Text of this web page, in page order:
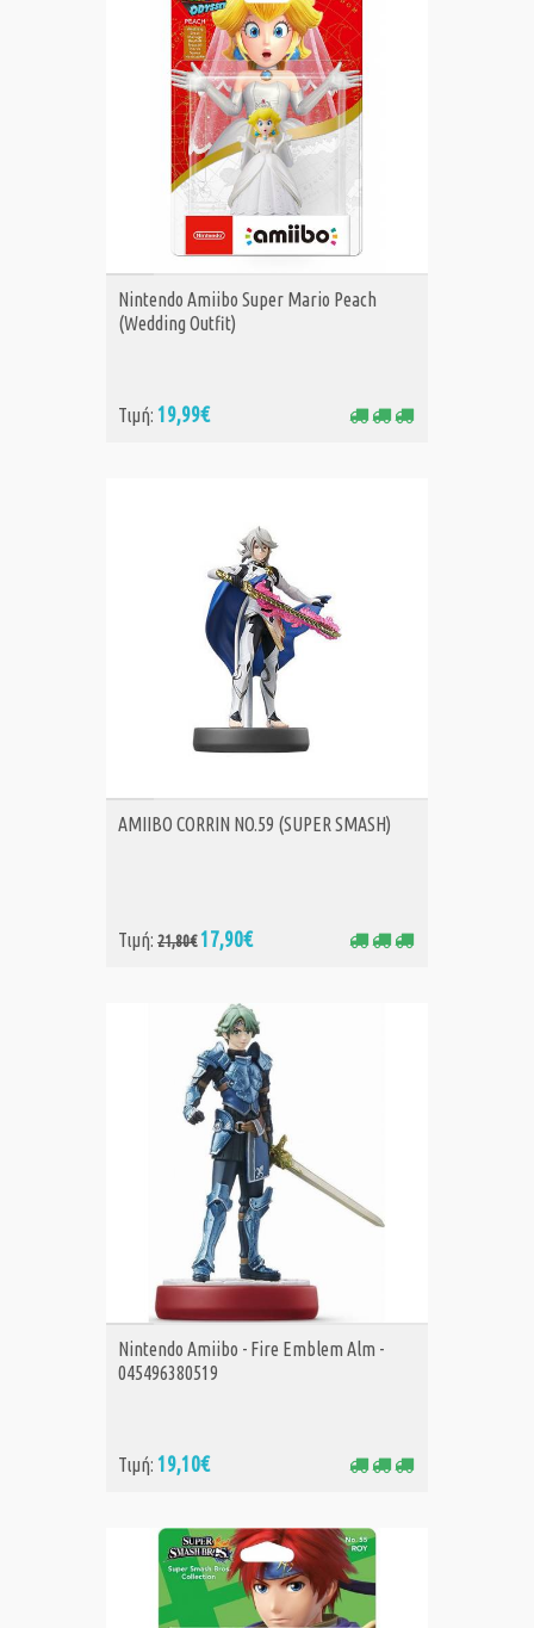
ΑΓΟΡΑ
Nintendo Amiibo Super Mario Peach
(Wedding Outfit)
Τιμή: 19,99€
ΑΓΟΡΑ
AMIIBO CORRIN NO.59 (SUPER SMASH)
Τιμή: 21,80€ 17,90€
ΑΓΟΡΑ
Nintendo Amiibo - Fire Emblem Alm -
045496380519
Τιμή: 19,10€